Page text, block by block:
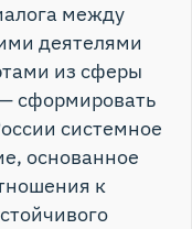
между
деятелями
из сферы
сформировать
системное
основанное
к